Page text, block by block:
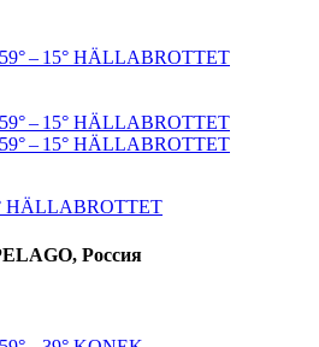
HÄLLABROTTET
Россия